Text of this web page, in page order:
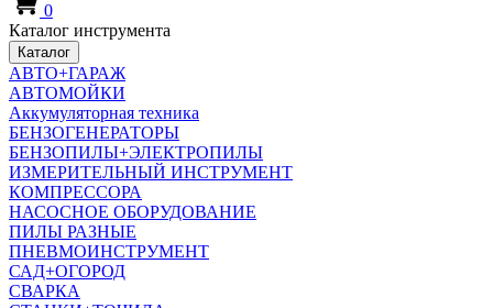
0
Каталог инструмента
Каталог
АВТО+ГАРАЖ
АВТОМОЙКИ
Аккумуляторная техника
БЕНЗОГЕНЕРАТОРЫ
БЕНЗОПИЛЫ+ЭЛЕКТРОПИЛЫ
ИЗМЕРИТЕЛЬНЫЙ ИНСТРУМЕНТ
КОМПРЕССОРА
НАСОСНОЕ ОБОРУДОВАНИЕ
ПИЛЫ РАЗНЫЕ
ПНЕВМОИНСТРУМЕНТ
САД+ОГОРОД
СВАРКА